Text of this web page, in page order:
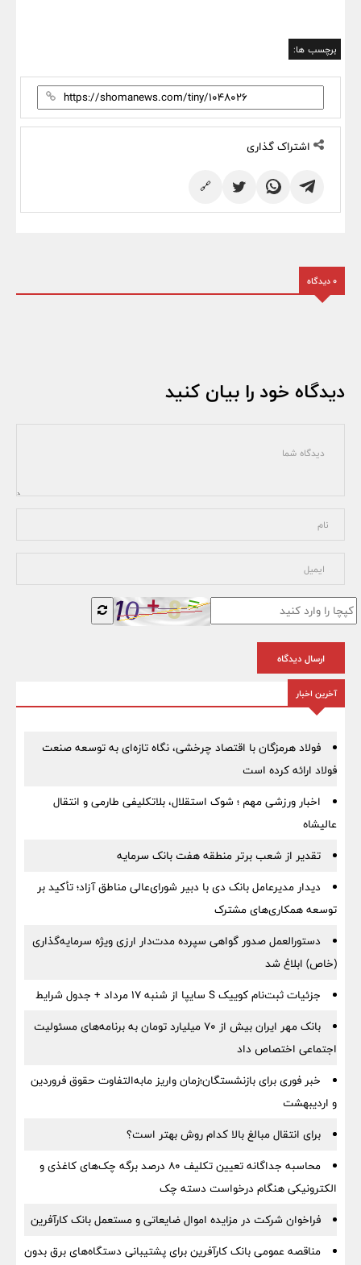
برچسب ها:
اشتراک گذاری
🔗
0 دیدگاه
دیدگاه خود را بیان کنید
ارسال دیدگاه
آخرین اخبار
فولاد هرمزگان با اقتصاد چرخشی، نگاه تازه‌ای به توسعه صنعت
فولاد ارائه کرده است
اخبار ورزشی مهم ؛ شوک استقلال، بلاتکلیفی طارمی و انتقال
عالیشاه
تقدیر از شعب برتر منطقه هفت بانک سرمایه
دیدار مدیرعامل بانک دی با دبیر شورای‌عالی مناطق آزاد؛ تأکید بر
توسعه همکاری‌های مشترک
دستورالعمل صدور گواهی سپرده مدت‌دار ارزی ویژه سرمایه‌گذاری
(خاص) ابلاغ شد
جزئیات ثبت‌نام کوییک S سایپا از شنبه ۱۷ مرداد + جدول شرایط
بانک مهر ایران بیش از ۷۰ میلیارد تومان به برنامه‌های مسئولیت
اجتماعی اختصاص داد
خبر فوری برای بازنشستگان؛زمان واریز مابه‌التفاوت حقوق فروردین
و اردیبهشت
برای انتقال مبالغ بالا کدام روش بهتر است؟
محاسبه جداگانه تعیین تکلیف 80 درصد برگه چک‌های کاغذی و
الکترونیکی هنگام درخواست دسته چک
فراخوان شرکت در مزایده اموال ضایعاتی و مستعمل بانک کارآفرین
مناقصه عمومی بانک کارآفرین برای پشتیبانی دستگاه‌های برق بدون